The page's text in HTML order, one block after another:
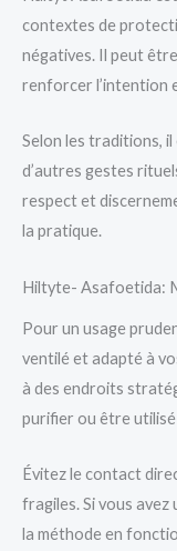
contextes de
négatives. Il peut
renforcer l’intention
Selon les traditions,
d’autres gestes
respect et
la pratique.
Hiltyte- Asafoetida:
Pour un usage
ventilé et adapté à
à des endroits
purifier ou être utilisé
Évitez le contact
fragiles. Si vous
la méthode en